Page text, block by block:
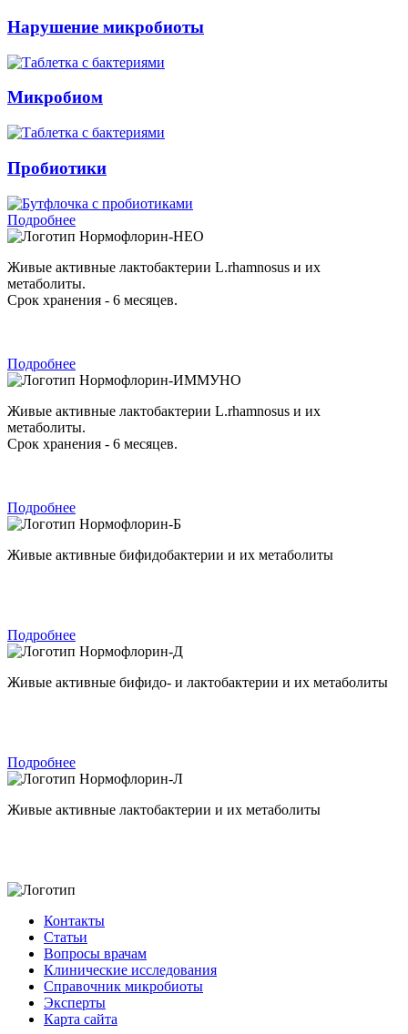
Нарушение микробиоты
Микробиом
Пробиотики
Подробнее
Нормофлорин-НЕО
Живые активные лактобактерии L.rhamnosus и их
метаболиты.
Срок хранения - 6 месяцев.
Подробнее
Нормофлорин-ИММУНО
Живые активные лактобактерии L.rhamnosus и их
метаболиты.
Срок хранения - 6 месяцев.
Подробнее
Нормофлорин-Б
Живые активные бифидобактерии и их метаболиты
Подробнее
Нормофлорин-Д
Живые активные бифидо- и лактобактерии и их метаболиты
Подробнее
Нормофлорин-Л
Живые активные лактобактерии и их метаболиты
Контакты
Статьи
Вопросы врачам
Клинические исследования
Справочник микробиоты
Эксперты
Карта сайта